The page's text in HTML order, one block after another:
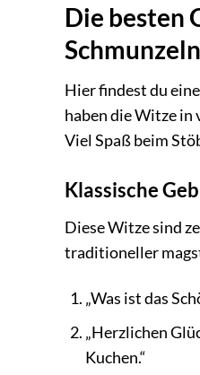
Die besten
Hier findest du
haben die Witze
Viel Spaß beim
Klassische
Diese Witze sind
traditioneller
„Was ist das
„Herzlichen
Kuchen.“